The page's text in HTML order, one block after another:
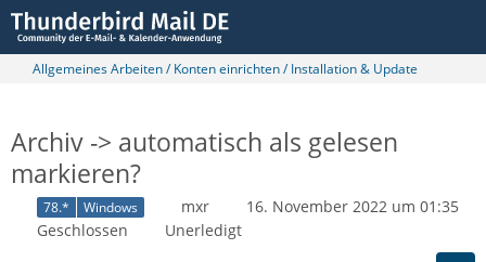
Allgemeines Arbeiten / Konten einrichten / Installation & Update
Archiv -> automatisch als gelesen
markieren?
78.* Windows mxr
16. November 2022 um 01:35
Geschlossen
Unerledigt